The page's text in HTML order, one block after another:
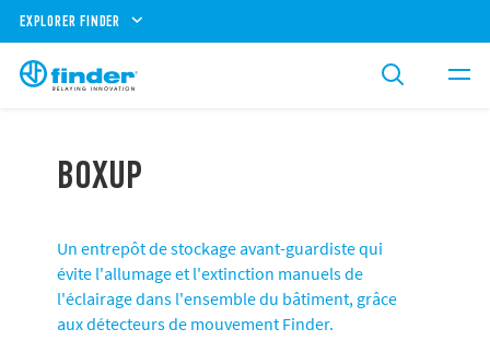
EXPLORER FINDER
BOXUP
Un entrepôt de stockage avant-guardiste qui
évite l'allumage et l'extinction manuels de
l'éclairage dans l'ensemble du bâtiment, grâce
aux détecteurs de mouvement Finder.